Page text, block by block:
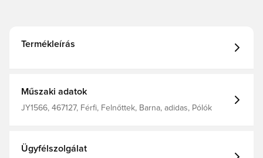
Termékleírás
Műszaki adatok
JY1566, 467127, Férfi, Felnőttek, Barna, adidas, Pólók
Ügyfélszolgálat